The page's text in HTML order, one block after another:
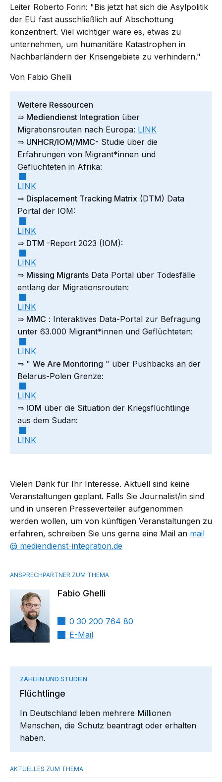
Leiter Roberto Forin: "Bis jetzt hat sich die Asylpolitik
der EU fast ausschließlich auf Abschottung
konzentriert. Viel wichtiger wäre es, etwas zu
unternehmen, um humanitäre Katastrophen in
Nachbarländern der Krisengebiete zu verhindern."
Von Fabio Ghelli
Weitere Ressourcen
⇒ Mediendienst Integration über
Migrationsrouten nach Europa: LINK
⇒ UNHCR/IOM/MMC- Studie über die
Erfahrungen von Migrant*innen und
Geflüchteten in Afrika:
LINK
⇒ Displacement Tracking Matrix (DTM) Data
Portal der IOM:
LINK
⇒ DTM -Report 2023 (IOM):
LINK
⇒ Missing Migrants Data Portal über Todesfälle
entlang der Migrationsrouten:
LINK
⇒ MMC : Interaktives Data-Portal zur Befragung
unter 63.000 Migrant*innen und Geflüchteten:
LINK
⇒ " We Are Monitoring " über Pushbacks an der
Belarus-Polen Grenze:
LINK
⇒ IOM über die Situation der Kriegsflüchtlinge
aus dem Sudan:
LINK
Vielen Dank für Ihr Interesse. Aktuell sind keine
Veranstaltungen geplant. Falls Sie Journalist/in sind
und in unseren Presseverteiler aufgenommen
werden wollen, um von künftigen Veranstaltungen zu
erfahren, schreiben Sie uns gerne eine Mail an mail​
mediendienst-integration.de
Fabio Ghelli
0 30 200 764 80
E-Mail
ZAHLEN UND STUDIEN
Flüchtlinge
In Deutschland leben mehrere Millionen
Menschen, die Schutz beantragt oder erhalten
haben.